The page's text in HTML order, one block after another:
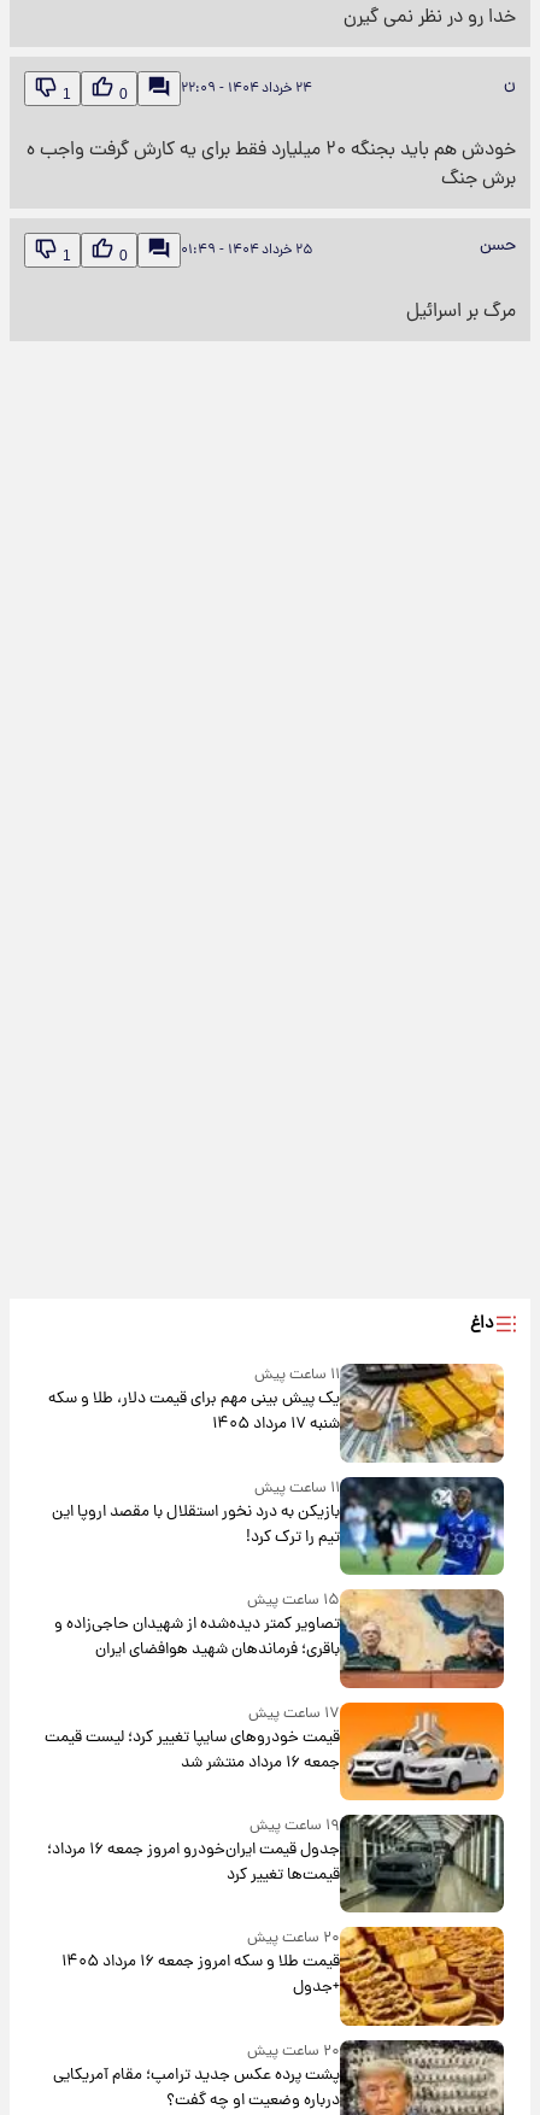
خدا رو در نظر نمی گیرن
ن ۲۴ خرداد ۱۴۰۴ - ۲۲:۰۹ 0
1
خودش هم باید بجنگه ۲۰ میلیارد فقط برای یه کارش گرفت واجب ه
برش جنگ
حسن ۲۵ خرداد ۱۴۰۴ - ۰۱:۴۹ 0
1
مرگ بر اسرائیل
داغ
۱۱ ساعت پیش
یک پیش ‌بینی مهم برای قیمت دلار، طلا و سکه
شنبه ۱۷ مرداد ۱۴۰۵
۱۱ ساعت پیش
بازیکن به درد نخور استقلال با مقصد اروپا این
تیم را ترک کرد!
۱۵ ساعت پیش
تصاویر کمتر دیده‌شده از شهیدان حاجی‌زاده و
باقری؛ فرماندهان شهید هوافضای ایران
۱۷ ساعت پیش
قیمت خودروهای سایپا تغییر کرد؛ لیست قیمت
جمعه ۱۶ مرداد منتشر شد
۱۹ ساعت پیش
جدول قیمت ایران‌خودرو امروز جمعه ۱۶ مرداد؛
قیمت‌ها تغییر کرد
۲۰ ساعت پیش
قیمت طلا و سکه امروز جمعه ۱۶ مرداد ۱۴۰۵
+جدول
۲۰ ساعت پیش
پشت پرده عکس جدید ترامپ؛ مقام آمریکایی
درباره وضعیت او چه گفت؟